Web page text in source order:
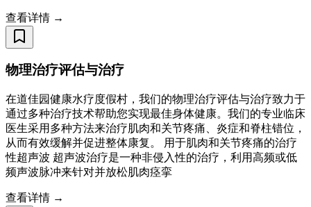
查看详情 →
物理治疗评估与治疗
在道佳园健康水疗度假村，我们的物理治疗评估与治疗致力于
通过多种治疗技术帮助您实现最佳身体健康。我们的专业临床
医生采用多种方法来治疗肌肉和关节疼痛、炎症和脊柱错位，
从而有效缓解并促进整体康复。 用于肌肉和关节疼痛的治疗
性超声波 超声波治疗是一种非侵入性的治疗，利用高频或低
频声波脉冲来针对并放松肌肉痉挛
查看详情 →